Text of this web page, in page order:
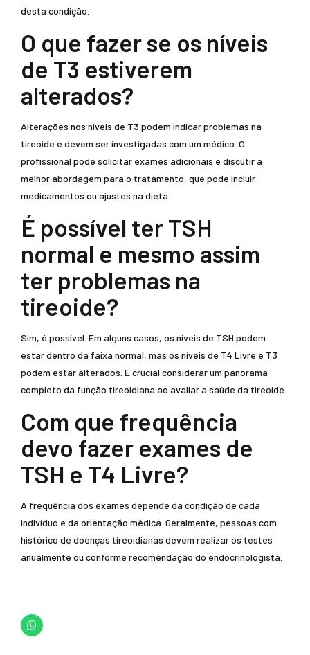
desta condição.
O que fazer se os níveis
de T3 estiverem
alterados?
Alterações nos níveis de T3 podem indicar problemas na
tireoide e devem ser investigadas com um médico. O
profissional pode solicitar exames adicionais e discutir a
melhor abordagem para o tratamento, que pode incluir
medicamentos ou ajustes na dieta.
É possível ter TSH
normal e mesmo assim
ter problemas na
tireoide?
Sim, é possível. Em alguns casos, os níveis de TSH podem
estar dentro da faixa normal, mas os níveis de T4 Livre e T3
podem estar alterados. É crucial considerar um panorama
completo da função tireoidiana ao avaliar a saúde da tireoide.
Com que frequência
devo fazer exames de
TSH e T4 Livre?
A frequência dos exames depende da condição de cada
indivíduo e da orientação médica. Geralmente, pessoas com
histórico de doenças tireoidianas devem realizar os testes
anualmente ou conforme recomendação do endocrinologista.